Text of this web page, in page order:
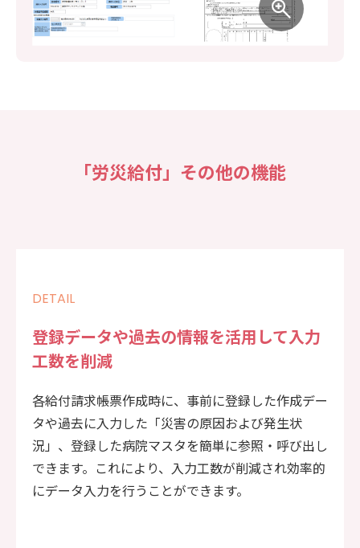
「労災給付」その他の機能
DETAIL
登録データや過去の情報を活用して入力
工数を削減
各給付請求帳票作成時に、事前に登録した作成デー
タや過去に入力した「災害の原因および発生状
況」、登録した病院マスタを簡単に参照・呼び出し
できます。これにより、入力工数が削減され効率的
にデータ入力を行うことができます。